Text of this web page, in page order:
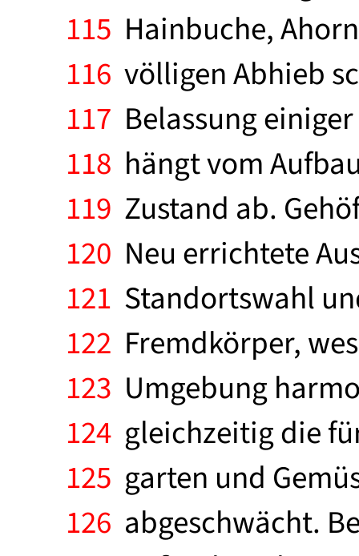
115 Hainbuche,
116 völligen Abhieb
117 Belassung
118 hängt vom
119 Zustand ab.
120 Neu errichtete
121 Standortswahl
122 Fremdkörper,
123 Umgebung
124 gleichzeitig die
125 garten und
126 abgeschwächt.